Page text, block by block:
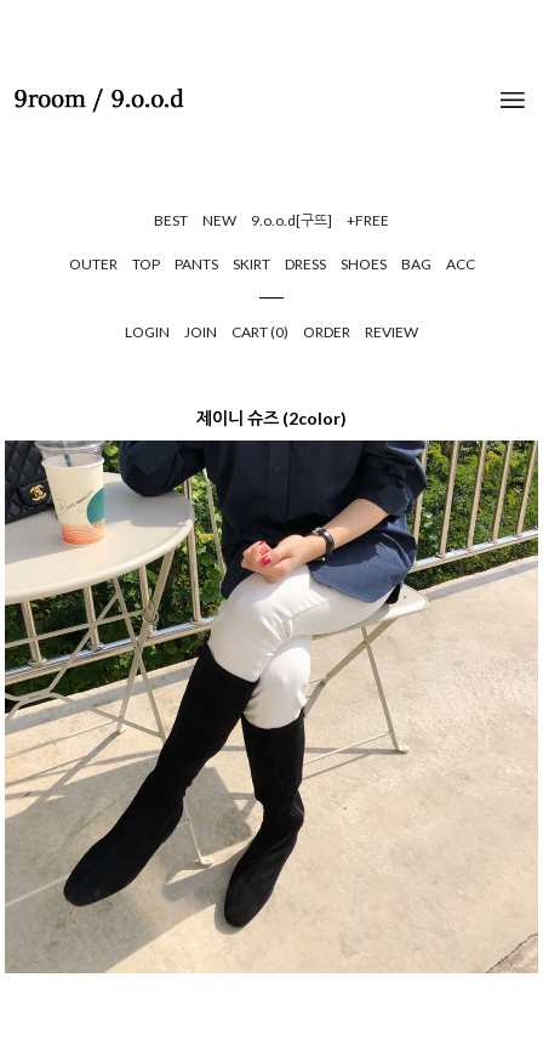
BEST NEW 9.o.o.d[구뜨] +FREE
OUTER TOP PANTS SKIRT DRESS SHOES BAG ACC
LOGIN JOIN CART (0) ORDER REVIEW
제이니 슈즈 (2color)